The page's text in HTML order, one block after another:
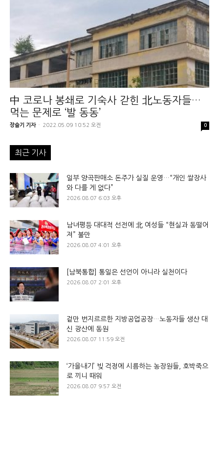
中 코로나 봉쇄로 기숙사 갇힌 北노동자들…
먹는 문제로 ‘발 동동’
장슬기 기자 - 2022.05.09 10:52 오전 0
최근 기사
일부 양곡판매소 돈주가 실질 운영…“개인 쌀장사
와 다를 게 없다”
2026.08.07 6:03 오후
남녀평등 대대적 선전에 北 여성들 “현실과 동떨어
져” 불만
2026.08.07 4:01 오후
[남북통합] 통일은 선언이 아니라 실천이다
2026.08.07 2:01 오후
겉만 번지르르한 지방공업공장…노동자들 생산 대
신 광산에 동원
2026.08.07 11:59 오전
‘가을내기’ 빚 걱정에 시름하는 농장원들, 호박죽으
로 끼니 때워
2026.08.07 9:57 오전